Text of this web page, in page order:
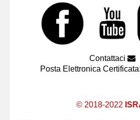
Contattaci
Posta Elettronica Certificata:
© 2018-2022